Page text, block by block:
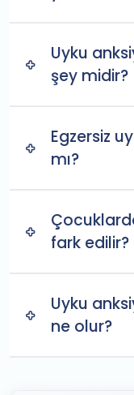
Uyku
şey midir?
Egzersiz
mı?
fark edilir?
Uyku
ne olur?